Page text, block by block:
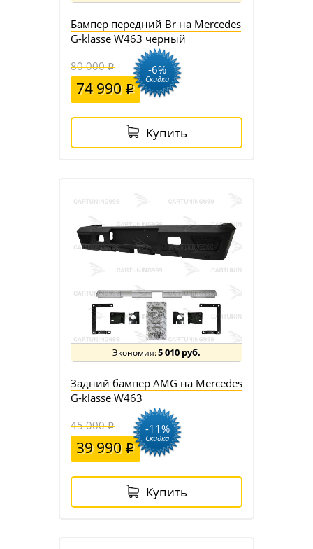
Бампер передний Br на Mercedes
G-klasse W463 черный
80 000
74 990
-6%
Скидка
Купить
5 010 руб.
Задний бампер AMG на Mercedes
G-klasse W463
45 000
39 990
-11%
Скидка
Купить